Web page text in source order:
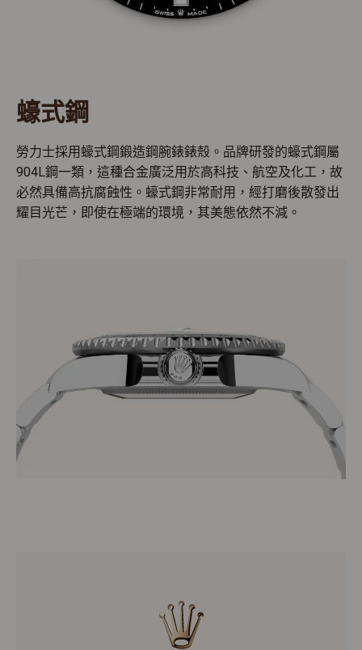
蠔式鋼
勞力士採用蠔式鋼鍛造鋼腕錶錶殼。品牌研發的蠔式鋼屬
904L鋼一類，這種合金廣泛用於高科技、航空及化工，故
必然具備高抗腐蝕性。蠔式鋼非常耐用，經打磨後散發出
耀目光芒，即使在極端的環境，其美態依然不減。